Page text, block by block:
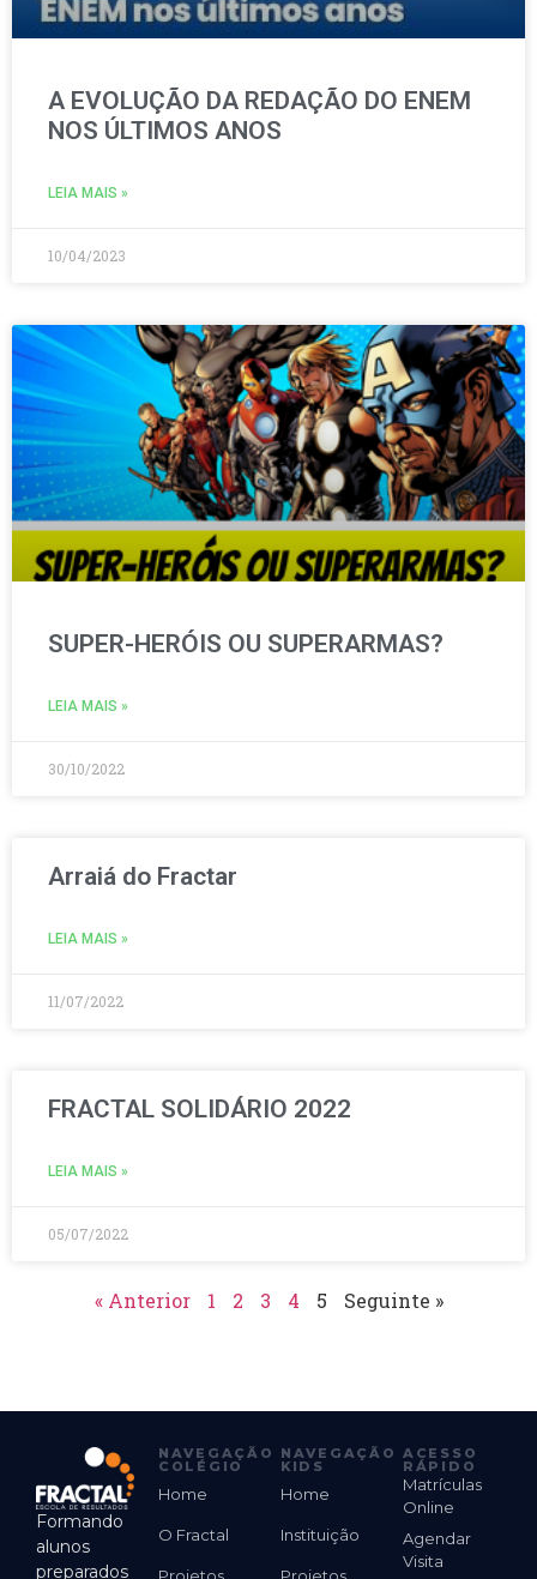
A EVOLUÇÃO DA REDAÇÃO DO ENEM
NOS ÚLTIMOS ANOS
LEIA MAIS »
10/04/2023
SUPER-HERÓIS OU SUPERARMAS?
LEIA MAIS »
30/10/2022
Arraiá do Fractar
LEIA MAIS »
11/07/2022
FRACTAL SOLIDÁRIO 2022
LEIA MAIS »
05/07/2022
« Anterior 1 2 3 4 5 Seguinte »
Formando
alunos
preparados
NAVEGAÇÃO
COLÉGIO
Home
O Fractal
NAVEGAÇÃO
KIDS
Home
Instituição
ACESSO
RÁPIDO
Matrículas
Online
Agendar
Visita